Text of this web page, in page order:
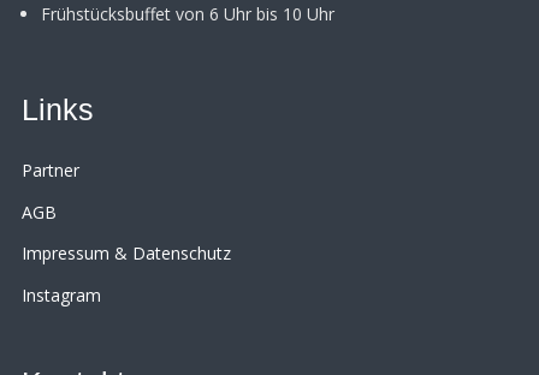
Frühstücksbuffet von 6 Uhr bis 10 Uhr
Links
Partner
AGB
Impressum & Datenschutz
Instagram